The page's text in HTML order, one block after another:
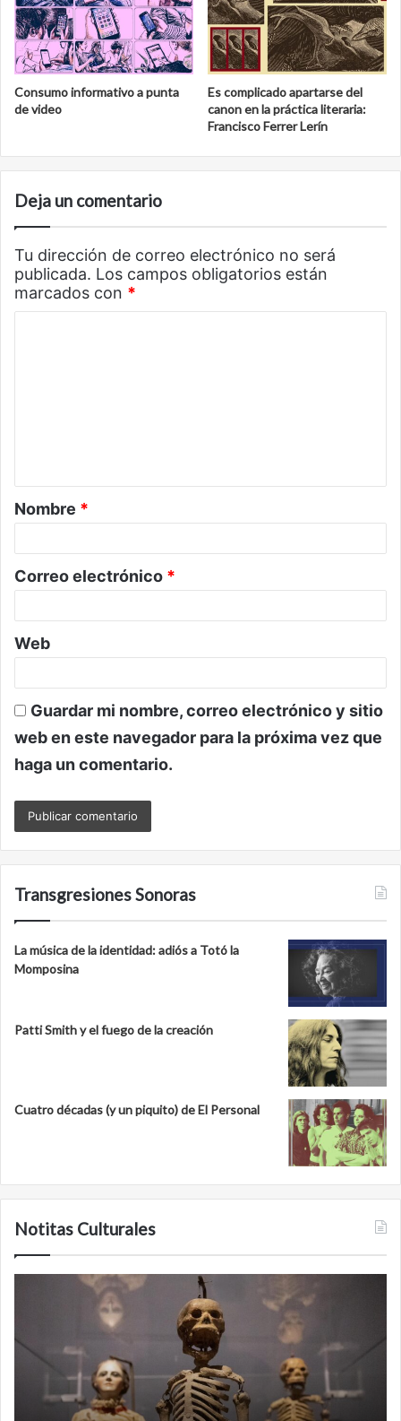
Consumo informativo a punta
de video
Es complicado apartarse del
canon en la práctica literaria:
Francisco Ferrer Lerín
Deja un comentario
Tu dirección de correo electrónico no será
publicada. Los campos obligatorios están
marcados con *
a
r
o
*
Nombre *
Correo electrónico *
Web
Guardar mi nombre, correo electrónico y sitio
web en este navegador para la próxima vez que
haga un comentario.
Transgresiones Sonoras
La música de la identidad: adiós a Totó la
Momposina
Patti Smith y el fuego de la creación
Cuatro décadas (y un piquito) de El Personal
Notitas Culturales
Minanbé,
maya
virgen
norte